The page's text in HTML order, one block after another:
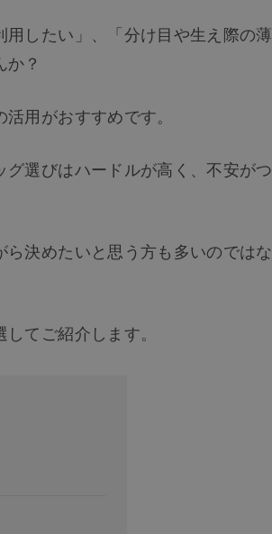
用したい」、「分け目や生え際の薄
？
用がおすすめです。
選びはハードルが高く、不安がつ
ら決めたいと思う方も多いのではな
してご紹介します。